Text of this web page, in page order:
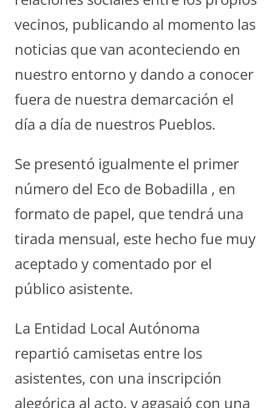
vecinos, publicando al momento las
noticias que van aconteciendo en
nuestro entorno y dando a conocer
fuera de nuestra demarcación el
día a día de nuestros Pueblos.
Se presentó igualmente el primer
número del Eco de Bobadilla , en
formato de papel, que tendrá una
tirada mensual, este hecho fue muy
aceptado y comentado por el
público asistente.
La Entidad Local Autónoma
repartió camisetas entre los
asistentes, con una inscripción
alegórica al acto, y agasajó con una